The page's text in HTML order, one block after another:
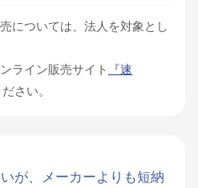
については、法人を対象とし
ライン販売サイト
『速
さい。
が、メーカーよりも短納